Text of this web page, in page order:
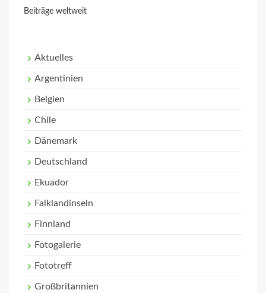
Beiträge weltweit
Aktuelles
Argentinien
Belgien
Chile
Dänemark
Deutschland
Ekuador
Falklandinseln
Finnland
Fotogalerie
Fototreff
Großbritannien